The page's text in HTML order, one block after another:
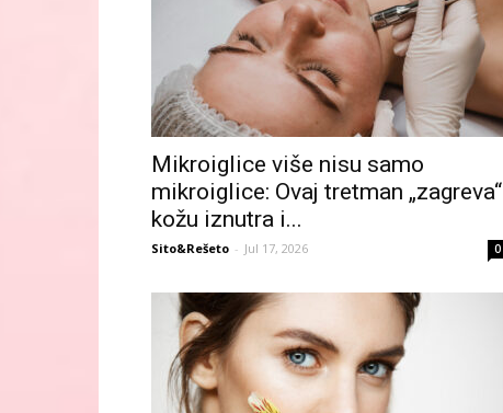
Mikroiglice više nisu samo
mikroiglice: Ovaj tretman „zagreva“
kožu iznutra i...
Sito&Rešeto - Jul 17, 2026 0